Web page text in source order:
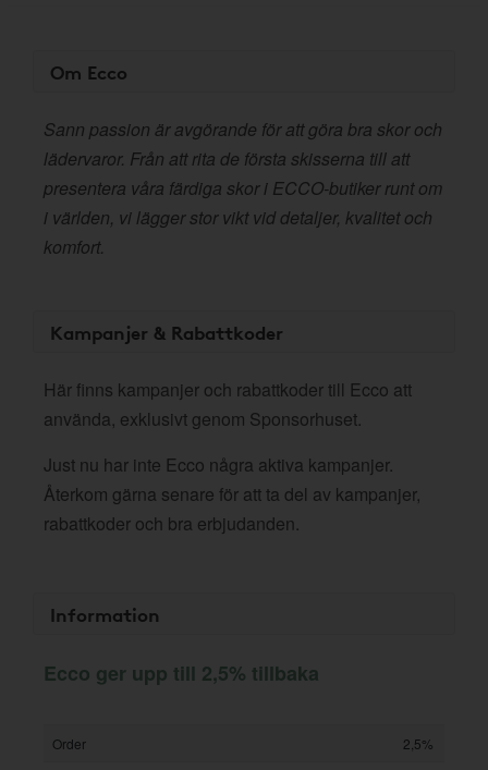
Om Ecco
Sann passion är avgörande för att göra bra skor och
lädervaror. Från att rita de första skisserna till att
presentera våra färdiga skor i ECCO-butiker runt om
i världen, vi lägger stor vikt vid detaljer, kvalitet och
komfort.
Kampanjer & Rabattkoder
Här finns kampanjer och rabattkoder till Ecco att
använda, exklusivt genom Sponsorhuset.
Just nu har inte Ecco några aktiva kampanjer.
Återkom gärna senare för att ta del av kampanjer,
rabattkoder och bra erbjudanden.
Information
Ecco ger upp till 2,5% tillbaka
Order
2,5%